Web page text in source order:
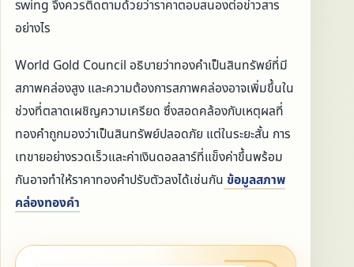
swing จึงควรติดตามด้วยว่าราคาตอบสนองต่อข่าวสาร
อย่างไร
World Gold Council อธิบายว่าทองคำเป็นสินทรัพย์ที่มี
สภาพคล่องสูง และความต้องการสภาพคล่องอาจเพิ่มขึ้นใน
ช่วงที่ตลาดเผชิญความเครียด ซึ่งสอดคล้องกับเหตุผลที่
ทองคำถูกมองว่าเป็นสินทรัพย์ปลอดภัย แต่ในระยะสั้น การ
เทขายอย่างรวดเร็วและค่าเงินดอลลาร์ที่แข็งค่าขึ้นพร้อม
กันอาจทำให้ราคาทองคำปรับตัวลงได้เช่นกัน ข้อมูลสภาพ
คล่องทองคำ